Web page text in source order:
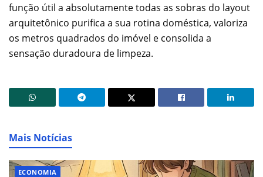
função útil a absolutamente todas as sobras do layout
arquitetônico purifica a sua rotina doméstica, valoriza
os metros quadrados do imóvel e consolida a
sensação duradoura de limpeza.
Mais Notícias
ECONOMIA